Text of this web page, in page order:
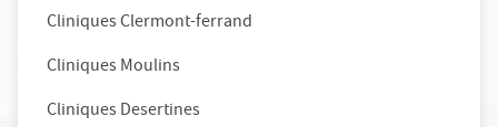
Cliniques Clermont-ferrand
Cliniques Moulins
Cliniques Desertines